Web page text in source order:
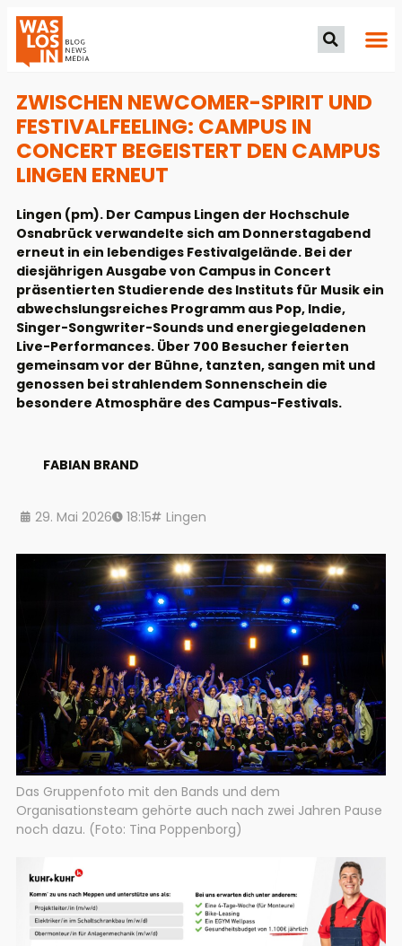
ZWISCHEN NEWCOMER-SPIRIT UND
FESTIVALFEELING: CAMPUS IN
CONCERT BEGEISTERT DEN CAMPUS
LINGEN ERNEUT
Lingen (pm). Der Campus Lingen der Hochschule
Osnabrück verwandelte sich am Donnerstagabend
erneut in ein lebendiges Festivalgelände. Bei der
diesjährigen Ausgabe von Campus in Concert
präsentierten Studierende des Instituts für Musik ein
abwechslungsreiches Programm aus Pop, Indie,
Singer-Songwriter-Sounds und energiegeladenen
Live-Performances. Über 700 Besucher feierten
gemeinsam vor der Bühne, tanzten, sangen mit und
genossen bei strahlendem Sonnenschein die
besondere Atmosphäre des Campus-Festivals.
FABIAN BRAND
29. Mai 2026 18:15 Lingen
Das Gruppenfoto mit den Bands und dem
Organisationsteam gehörte auch nach zwei Jahren Pause
noch dazu. (Foto: Tina Poppenborg)